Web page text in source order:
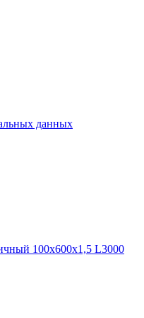
данных
100х600х1,5 L3000